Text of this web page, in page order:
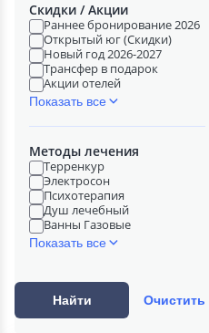
Скидки / Акции
Раннее бронирование 2026
Открытый юг (Скидки)
Новый год 2026-2027
Трансфер в подарок
Акции отелей
Показать все
Методы лечения
Терренкур
Электросон
Психотерапия
Душ лечебный
Ванны Газовые
Показать все
Найти Очистить